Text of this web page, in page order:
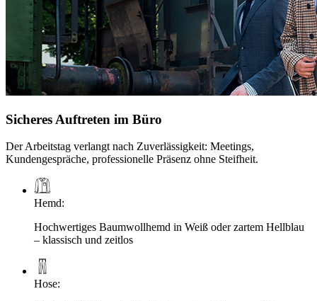
Sicheres Auftreten im Büro
Der Arbeitstag verlangt nach Zuverlässigkeit: Meetings,
Kundengespräche, professionelle Präsenz ohne Steifheit.
Hemd:
Hochwertiges Baumwollhemd in Weiß oder zartem Hellblau
– klassisch und zeitlos
Hose: